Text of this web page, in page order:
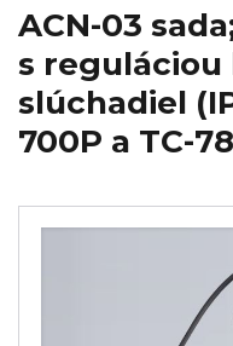
ACN-03
s reguláciou
slúchadiel
700P a TC-